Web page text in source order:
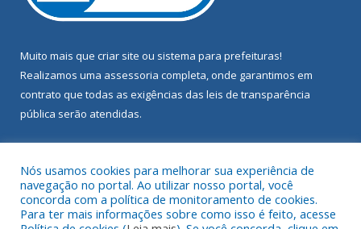
Muito mais que criar site ou sistema para prefeituras!
Realizamos uma assessoria completa, onde garantimos em
contrato que todas as exigências das leis de transparência
pública serão atendidas.
Nós usamos cookies para melhorar sua experiência de
navegação no portal. Ao utilizar nosso portal, você
concorda com a política de monitoramento de cookies.
Para ter mais informações sobre como isso é feito, acesse